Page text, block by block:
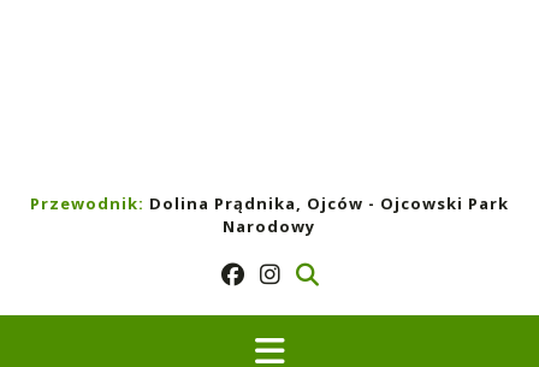
Przewodnik: Dolina Prądnika, Ojców - Ojcowski Park
Narodowy